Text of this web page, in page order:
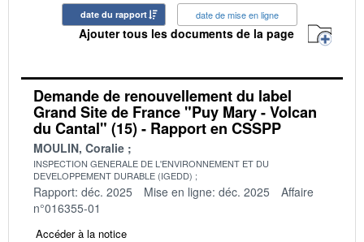
date du rapport date de mise en ligne
Ajouter tous les documents de la page
Demande de renouvellement du label
Grand Site de France "Puy Mary - Volcan
du Cantal" (15) - Rapport en CSSPP
MOULIN, Coralie
INSPECTION GENERALE DE L'ENVIRONNEMENT ET DU
DEVELOPPEMENT DURABLE (IGEDD)
Rapport: déc. 2025 Mise en ligne: déc. 2025
Affaire
n°016355-01
Accéder à la notice